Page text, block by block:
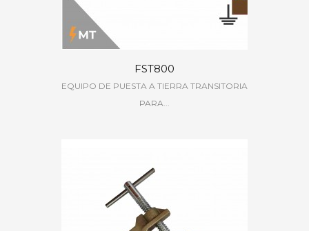
FST800
EQUIPO DE PUESTA A TIERRA TRANSITORIA
PARA...